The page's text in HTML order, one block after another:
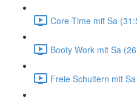
Core Time mit Sa
Booty Work mit Sa
Freie Schultern mit